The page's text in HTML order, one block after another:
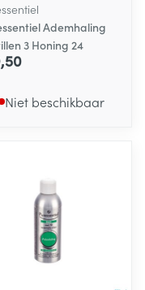
Ademhaling
3 Honing 24
Niet beschikbaar